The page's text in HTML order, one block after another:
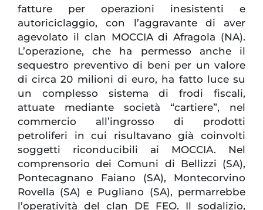
fatture per operazioni inesistenti e
autoriciclaggio, con l’aggravante di aver
agevolato il clan MOCCIA di Afragola (NA).
L’operazione, che ha permesso anche il
sequestro preventivo di beni per un valore
di circa 20 milioni di euro, ha fatto luce su
un complesso sistema di frodi fiscali,
attuate mediante società “cartiere”, nel
commercio all’ingrosso di prodotti
petroliferi in cui risultavano già coinvolti
soggetti riconducibili ai MOCCIA. Nel
comprensorio dei Comuni di Bellizzi (SA),
Pontecagnano Faiano (SA), Montecorvino
Rovella (SA) e Pugliano (SA), permarrebbe
l’operatività del clan DE FEO. Il sodalizio,